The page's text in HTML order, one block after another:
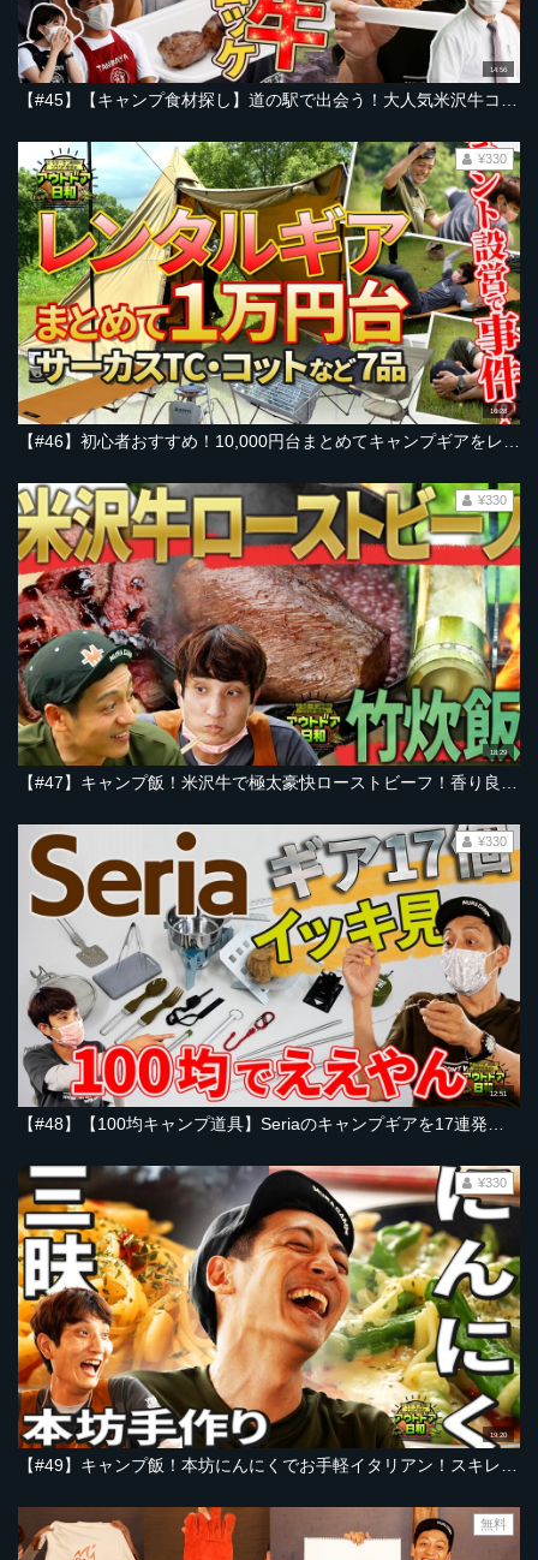
14:56
16:28
¥330
18:29
¥330
12:51
【#48】【100均キャンプ道具】Seriaのキャンプギアを17連発レビュー＆2人のモノボケも【とろサーモン村田とソラシド本坊のアウトドア日和】
¥330
19:20
【#49】キャンプ飯！本坊にんにくでお手軽イタリアン！スキレットで採れたて野菜もりもりピザ＆茹でてそのまま時短ペペロンチーノ【とろサーモン村田とソラシド本坊のアウトドア日和】
¥330
無料